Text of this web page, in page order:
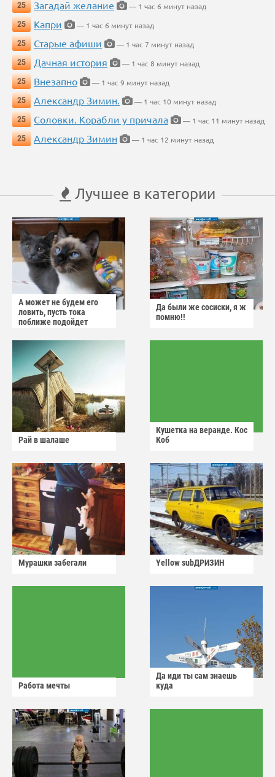
25
Загадай желание
— 1 час 6 минут назад
25
Капри
— 1 час 6 минут назад
25
Старые афиши
— 1 час 7 минут назад
25
Дачная история
— 1 час 8 минут назад
25
Внезапно
— 1 час 9 минут назад
25
Александр Зимин.
— 1 час 10 минут назад
25
Соловки. Корабли у причала
— 1 час 11 минут назад
25
Александр Зимин — 1 час 12 минут назад
Лучшее в категории
А может не будем его
ловить, пусть тока
поближе подойдет
Да были же сосиски, я ж
помню!!
Рай в шалаше
Кушетка на веранде. Кос
Коб
Мурашки забегали Yellow subДРИЗИН
Работа мечты
Да иди ты сам знаешь
куда